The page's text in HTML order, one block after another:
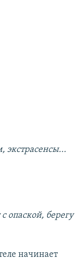
экстрасенсы...
опаской, берегу
начинает